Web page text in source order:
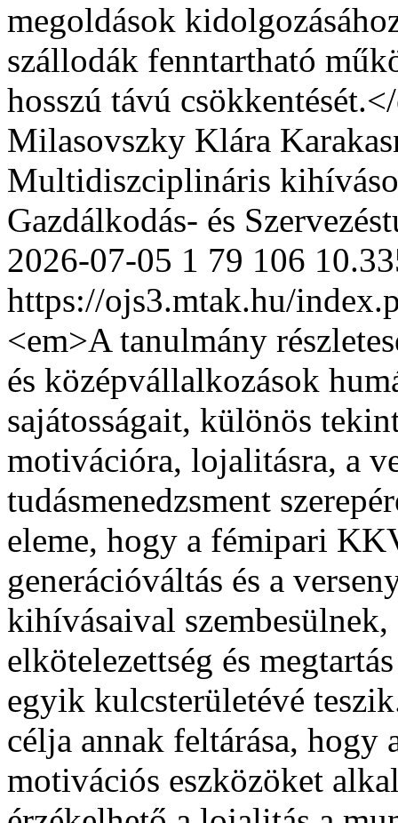
megoldások
szállodák fenntartható
hosszú távú
Milasovszky Klára
Multidiszciplináris
Gazdálkodás- és
2026-07-05 1 79 106
https://ojs3.mtak.hu/
<em>A tanulmány
és középvállalkozások
sajátosságait, különös
motivációra, lojalitásra, a
tudásmenedzsment
eleme, hogy a fémipari
generációváltás és a
kihívásaival
elkötelezettség és
egyik kulcsterületévé
célja annak feltárása,
motivációs eszközöket